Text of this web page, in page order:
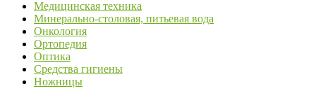
Медицинская техника
Минерально-столовая, питьевая вода
Онкология
Ортопедия
Оптика
Средства гигиены
Ножницы